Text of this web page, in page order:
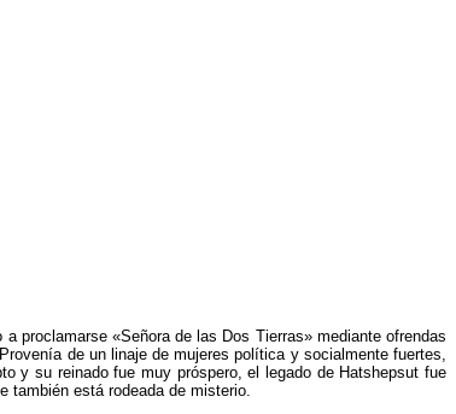
proclamarse «Señora de las Dos Tierras» mediante ofrendas
de un linaje de mujeres política y socialmente fuertes,
y su reinado fue muy próspero, el legado de Hatshepsut fue
también está rodeada de misterio.